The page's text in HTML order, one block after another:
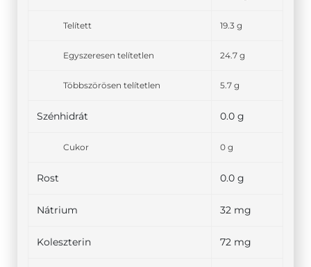
Telített 19.3 g
Egyszeresen telítetlen 24.7 g
Többszörösen telítetlen 5.7 g
Szénhidrát 0.0 g
Cukor 0 g
Rost 0.0 g
Nátrium 32 mg
Koleszterin 72 mg